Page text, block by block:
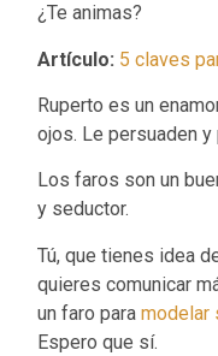
¿Te animas?
Artículo: 5 claves
Ruperto es un
ojos. Le persuaden y
Los faros son un
y seductor.
Tú, que tienes idea
quieres comunicar
un faro paramodelar
Espero que sí.